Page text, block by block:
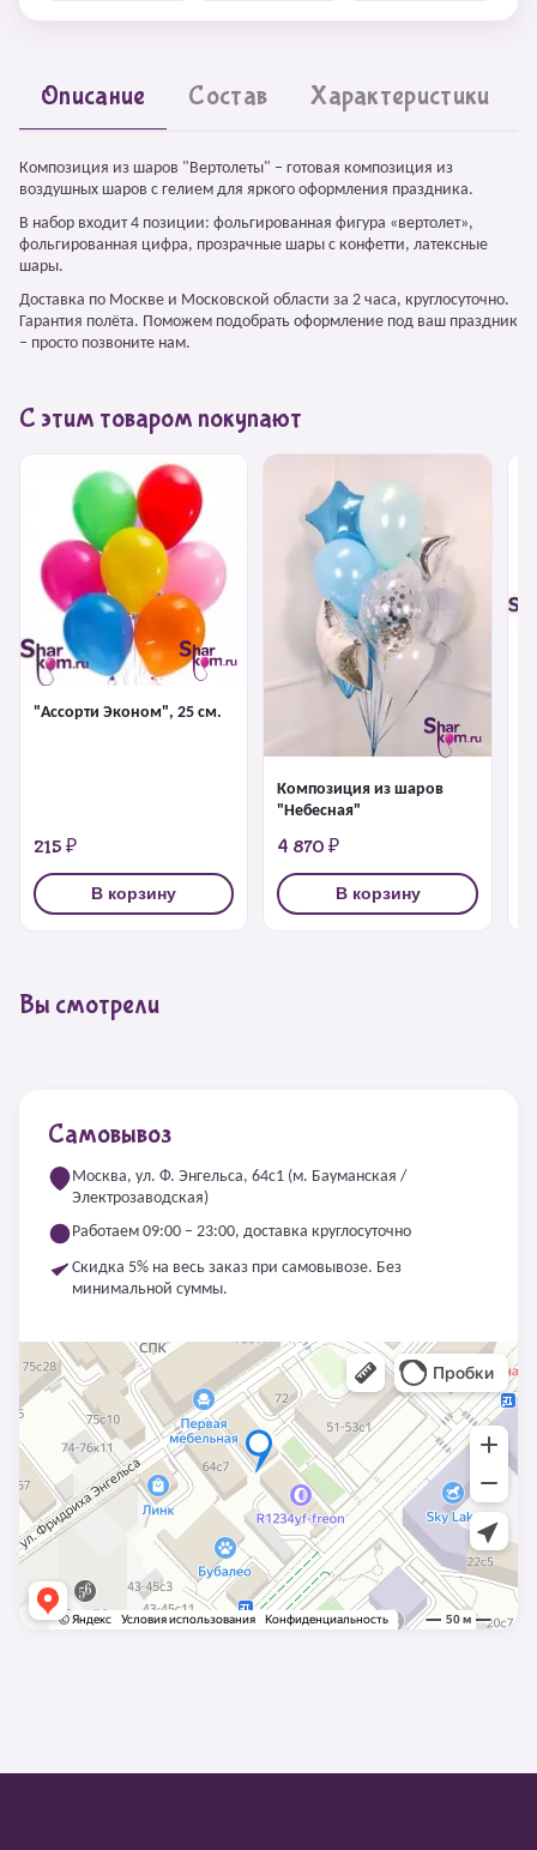
Описание Состав Характеристики
Композиция из шаров "Вертолеты" – готовая композиция из
воздушных шаров с гелием для яркого оформления праздника.
В набор входит 4 позиции: фольгированная фигура «вертолет»,
фольгированная цифра, прозрачные шары с конфетти, латексные
шары.
Доставка по Москве и Московской области за 2 часа, круглосуточно.
Гарантия полёта. Поможем подобрать оформление под ваш праздник
– просто позвоните нам.
С этим товаром покупают
"Ассорти Эконом", 25 см.
215 ₽
В корзину
Композиция из шаров
"Небесная"
4 870 ₽
В корзину
Вы смотрели
Самовывоз
Москва, ул. Ф. Энгельса, 64с1 (м. Бауманская /
Электрозаводская)
Работаем 09:00 – 23:00, доставка круглосуточно
Скидка 5% на весь заказ при самовывозе. Без
минимальной суммы.